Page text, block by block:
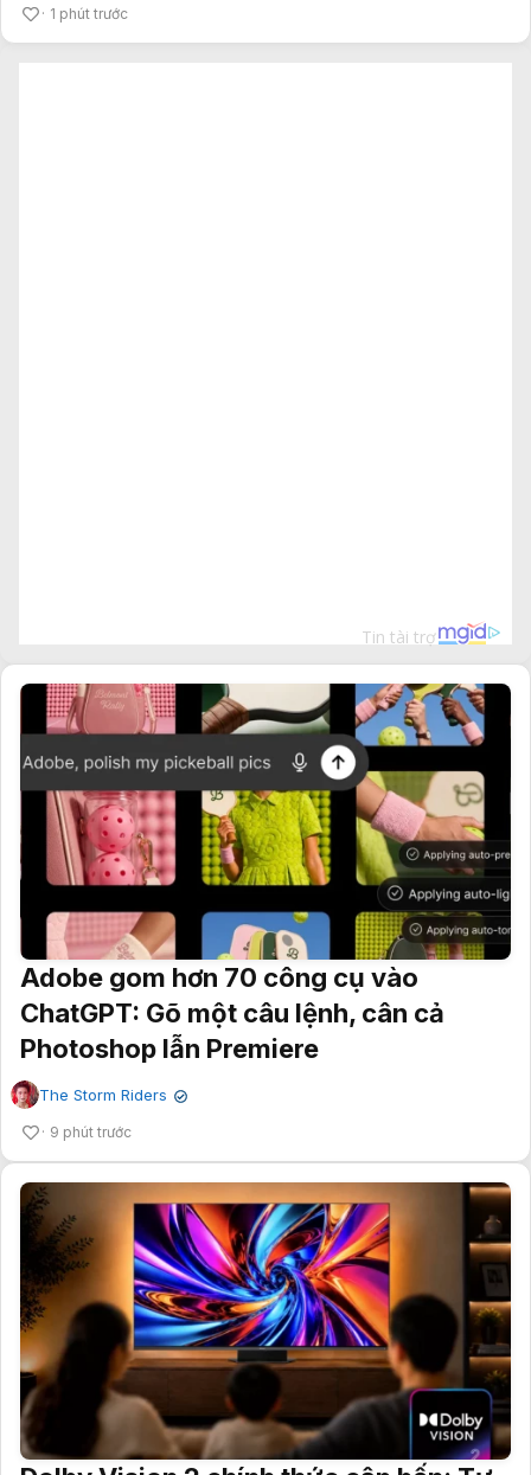
1 phút trước
Adobe gom hơn 70 công cụ vào
ChatGPT: Gõ một câu lệnh, cân cả
Photoshop lẫn Premiere
The Storm Riders ✔
9 phút trước